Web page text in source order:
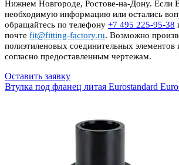
Нижнем Новгороде, Ростове-на-Дону. Если
необходимую информацию или остались
обращайтесь по телефону +7 495 225-95-38
почте fit@fitting-factory.ru. Возможно
полиэтиленовых соединительных элементов
согласно предоставленным чертежам.
Оставить заявку
Втулка под фланец литая Eurostandard